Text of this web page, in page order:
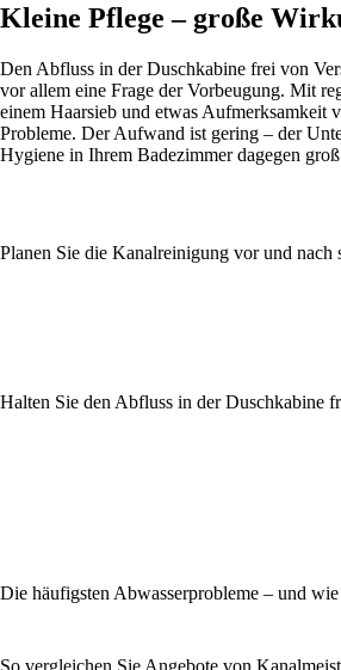
Kleine Pflege – große
Den Abfluss in der Duschkabine frei von
vor allem eine Frage der Vorbeugung. Mit
einem Haarsieb und etwas Aufmerksamkeit
Probleme. Der Aufwand ist gering – der
Hygiene in Ihrem Badezimmer dagegen
Planen Sie die Kanalreinigung vor und nach
Halten Sie den Abfluss in der Duschkabine
Die häufigsten Abwasserprobleme – und
So vergleichen Sie Angebote von